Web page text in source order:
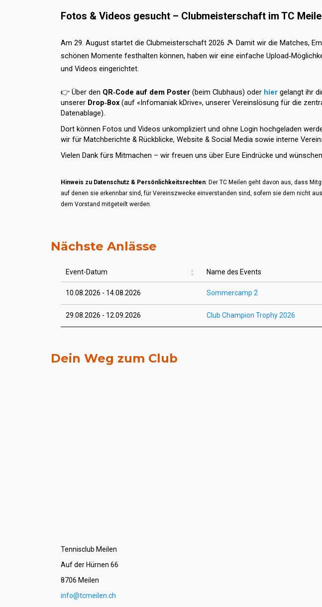
Fotos & Videos gesucht – Clubmeisterschaft im TC
​​​​​​​Am 29. August startet die Clubmeisterschaft 2026 🎾 Damit wir die Matches,
schönen Momente festhalten können, haben wir eine einfache Upload‑
und Videos eingerichtet.
👉 Über den QR‑Code auf dem Poster (beim Clubhaus) oder hier gelangt ihr
unserer Drop‑Box(auf «Infomaniak kDrive», unserer Vereinslösung für die
Datenablage).
Dort können Fotos und Videos unkompliziert und ohne Login hochgeladen
wir für Matchberichte & Rückblicke, Website & Social Media sowie interne
Vielen Dank fürs Mitmachen – wir freuen uns über Eure Eindrücke und
​​​​​​​Hinweis zu Datenschutz & Persönlichkeitsrechten: Der TC Meilen geht davon aus, dass
auf denen sie erkennbar sind, für Vereinszwecke einverstanden sind, sofern sie dem nicht
dem Vorstand mitgeteilt werden.
Nächste Anlässe
Event-Datum Name des Events
10.08.2026 - 14.08.2026 Sommercamp 2
29.08.2026 - 12.09.2026 Club Champion Trophy 2026
Dein Weg zum Club
Tennisclub Meilen
Auf der Hürnen 66
8706 Meilen
info@tcmeilen.ch